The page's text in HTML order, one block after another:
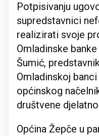
Potpisivanju
supredstavnici
realizirati svoje
Omladinske
Šumić,
Omladinskoj
općinskog
društvene
Općina Žepče u